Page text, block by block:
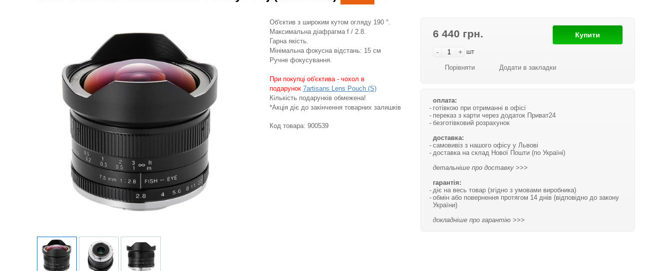
6 440 грн.
- + шт
Купити
Порівняти Додати в закладки
оплата:
готівкою при отриманні в офісі
переказ з карти через додаток Приват24
безготівковий розрахунок
доставка:
самовивіз з нашого офісу у Львові
доставка на склад Нової Пошти (по Україні)
детальніше про доставку >>>
гарантія:
діє на весь товар (згідно з умовами виробника)
обмін або повернення протягом 14 днів (відповідно до закону
України)
докладніше про гарантію >>>
Об'єктив з широким кутом огляду 190 °.
Максимальна діафрагма f / 2.8.
Гарна якість.
Мінімальна фокусна відстань: 15 см
Ручне фокусування.
При покупці об'єктива - чохол в
подарунок 7artisans Lens Pouch (S)
Кількість подарунків обмежена!
*Акція діє до закінчення товарних залишків
Код товара: 900539